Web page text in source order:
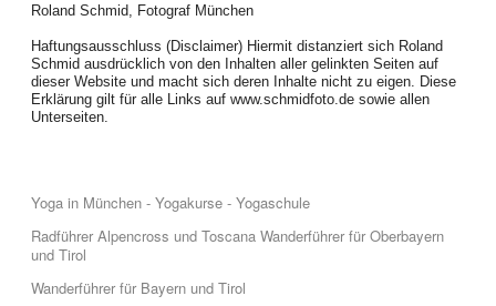
Roland Schmid, Fotograf München
Haftungsausschluss (Disclaimer) Hiermit distanziert sich Roland
Schmid ausdrücklich von den Inhalten aller gelinkten Seiten auf
dieser Website und macht sich deren Inhalte nicht zu eigen. Diese
Erklärung gilt für alle Links auf www.schmidfoto.de sowie allen
Unterseiten.
Yoga in München - Yogakurse - Yogaschule
Radführer Alpencross und Toscana Wanderführer für Oberbayern
und Tirol
Wanderführer für Bayern und Tirol